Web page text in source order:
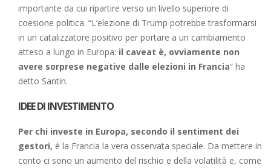
importante da cui ripartire verso un livello superiore di
coesione politica. “L’elezione di Trump potrebbe trasformarsi
in un catalizzatore positivo per portare a un cambiamento
atteso a lungo in Europa: il caveat è, ovviamente non
avere sorprese negative dalle elezioni in Francia” ha
detto Santin.
IDEE DI INVESTIMENTO
Per chi investe in Europa, secondo il sentiment dei
gestori, è la Francia la vera osservata speciale. Da mettere in
conto ci sono un aumento del rischio e della volatilità e, come